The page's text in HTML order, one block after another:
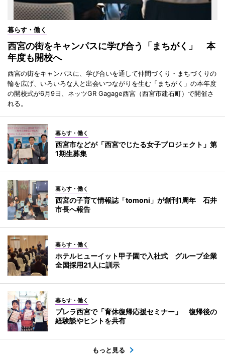
暮らす・働く
西宮の街をキャンパスに学び合う「まちがく」 本
年度も開校へ
西宮の街をキャンパスに、学び合いを通して仲間づくり・まちづくりの
輪を広げ、いろいろな人と出会いつながりを生む「まちがく」の本年度
の開校式が6月9日、ネッツGR Gagage西宮（西宮市建石町）で開催さ
れる。
暮らす・働く
西宮市などが「西宮でじたる女子プロジェクト」第
1期生募集
暮らす・働く
西宮の子育て情報誌「tomoni」が創刊1周年 石井
市長へ報告
暮らす・働く
ホテルヒューイット甲子園で入社式 グループ企業
全国採用21人に訓示
暮らす・働く
プレラ西宮で「育休復帰応援セミナー」 復帰後の
経験談やヒントを共有
もっと見る